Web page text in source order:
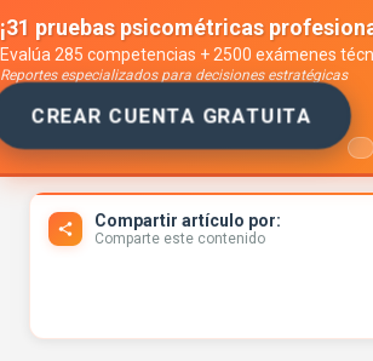
¡31 pruebas psicométricas
Evalúa 285 competencias + 2500 exámenes
Reportes especializados para decisiones estratégicas
CREAR CUENTA GRATUITA
Toggle navigation
Compartir artículo por:
Comparte este contenido